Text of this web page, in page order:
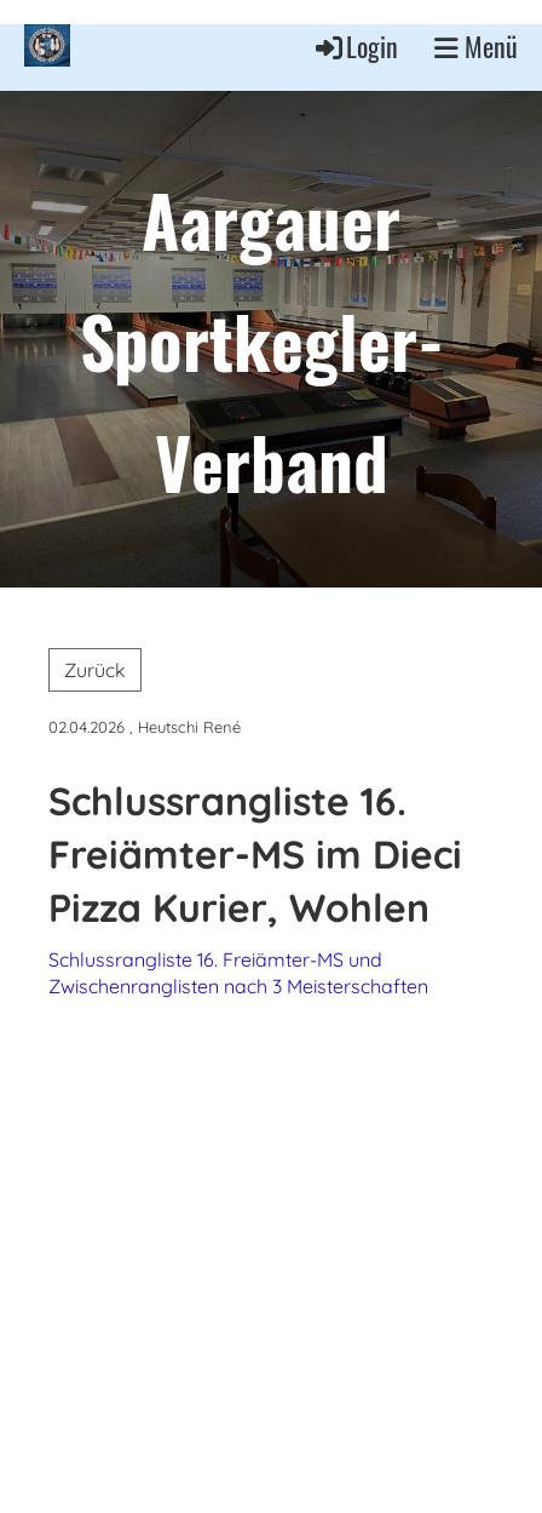
Login Menü
Aargauer
Sportkegler-
Verband
Zurück
02.04.2026 , Heutschi René
Schlussrangliste 16.
Freiämter-MS im Dieci
Pizza Kurier, Wohlen
Schlussrangliste 16. Freiämter-MS und
Zwischenranglisten nach 3 Meisterschaften